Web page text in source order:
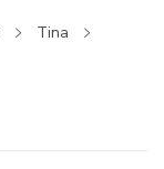
Tina